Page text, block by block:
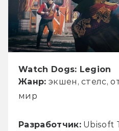
Watch Dogs: Legion
Жанр: экшен, стелс,
мир
Разработчик:Ubisoft